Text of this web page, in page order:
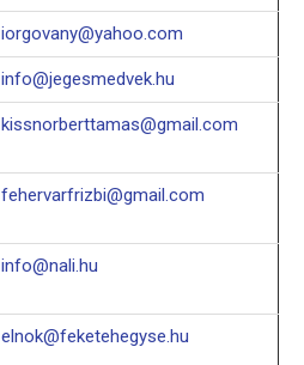
iorgovany@yahoo.com
info@jegesmedvek.hu
kissnorberttamas@gmail.com
fehervarfrizbi@gmail.com
info@nali.hu
elnok@feketehegyse.hu